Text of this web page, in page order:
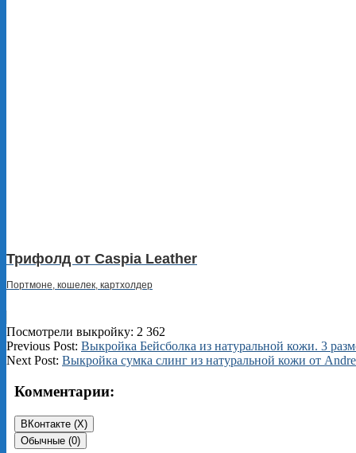
Трифолд от Caspia Leather
Портмоне, кошелек, картхолдер
Посмотрели выкройку: 2 362
2025-
07-
Previous Post: Выкройка Бейсболка из натуральной кожи. 3
Next Post: Выкройка сумка слинг из натуральной кожи от
Комментарии:
ВКонтакте (X)
Обычные (0)